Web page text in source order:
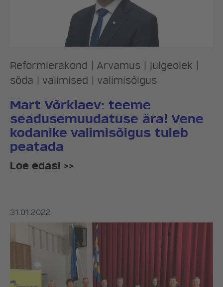
Reformierakond Arvamus julgeolek
sõda
valimised valimisõigus
Mart Võrklaev: teeme
seadusemuudatuse ära! Vene
kodanike valimisõigus tuleb
peatada
Loe edasi >>
31.01.2022